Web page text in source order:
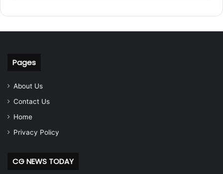
Pages
About Us
Contact Us
Home
Privacy Policy
CG NEWS TODAY